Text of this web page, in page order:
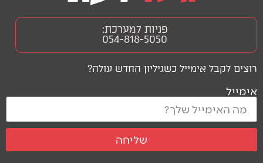
רוצים לקבל אימייל כשגיליון החדש עולה?
אימייל
שליחה
פניות למערכת:
054-818-5050